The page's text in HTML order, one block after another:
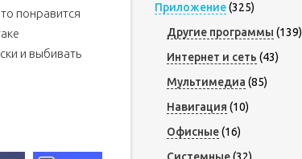
понравится
и выбивать
Приложение(325)
Другие программы (139)
Интернет и сеть (43)
Мультимедиа (85)
Навигация (10)
Офисные(16)